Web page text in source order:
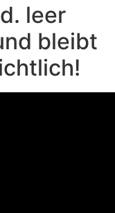
leer
bleibt